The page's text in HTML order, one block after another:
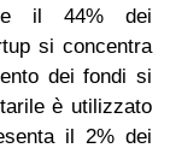
il 44% dei
si concentra
dei fondi si
è utilizzato
il 2% dei